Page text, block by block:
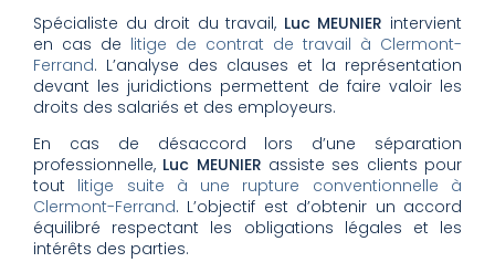
Spécialiste du droit du travail, Luc MEUNIER intervient
en cas de litige de contrat de travail à Clermont-
Ferrand. L’analyse des clauses et la représentation
devant les juridictions permettent de faire valoir les
droits des salariés et des employeurs.
En cas de désaccord lors d’une séparation
professionnelle, Luc MEUNIER assiste ses clients pour
tout litige suite à une rupture conventionnelle à
Clermont-Ferrand. L’objectif est d’obtenir un accord
équilibré respectant les obligations légales et les
intérêts des parties.